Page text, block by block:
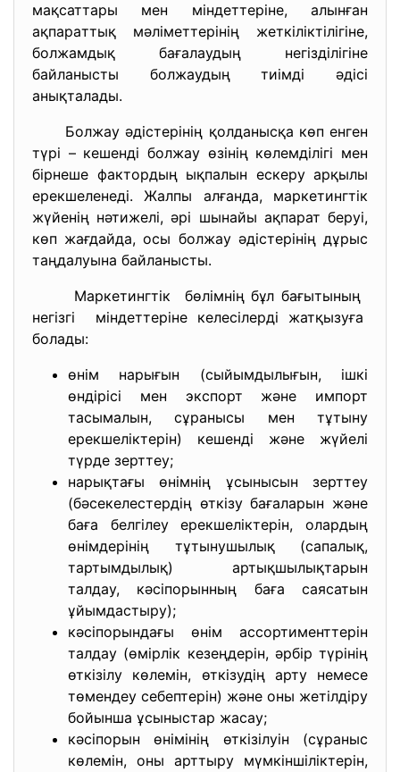
мақсаттары мен міндеттеріне, алынған
ақпараттық мәліметтерінің жеткіліктілігіне,
болжамдық бағалаудың негізділігіне
байланысты болжаудың тиімді әдісі
анықталады.
Болжау әдістерінің қолданысқа көп енген
түрі – кешенді болжау өзінің көлемділігі мен
бірнеше фактордың ықпалын ескеру арқылы
ерекшеленеді. Жалпы алғанда, маркетингтік
жүйенің нәтижелі, әрі шынайы ақпарат беруі,
көп жағдайда, осы болжау әдістерінің дұрыс
таңдалуына байланысты.
Маркетингтік бөлімнің бұл бағытының
негізгі міндеттеріне келесілерді жатқызуға
болады:
өнім нарығын (сыйымдылығын, ішкі
өндірісі мен экспорт және импорт
тасымалын, сұранысы мен тұтыну
ерекшеліктерін) кешенді және жүйелі
түрде зерттеу;
нарықтағы өнімнің ұсынысын зерттеу
(бәсекелестердің өткізу бағаларын және
баға белгілеу ерекшеліктерін, олардың
өнімдерінің тұтынушылық (сапалық,
тартымдылық) артықшылықтарын
талдау, кәсіпорынның баға саясатын
ұйымдастыру);
кәсіпорындағы өнім ассортименттерін
талдау (өмірлік кезеңдерін, әрбір түрінің
өткізілу көлемін, өткізудің арту немесе
төмендеу себептерін) және оны жетілдіру
бойынша ұсыныстар жасау;
кәсіпорын өнімінің өткізілуін (сұраныс
көлемін, оны арттыру мүмкіншіліктерін,